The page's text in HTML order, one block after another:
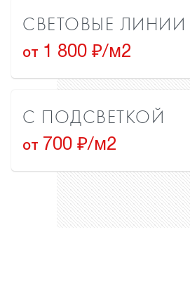
СВЕТОВЫЕ ЛИНИИ
от 1 800 ₽/м2
С ПОДСВЕТКОЙ
от 700 ₽/м2